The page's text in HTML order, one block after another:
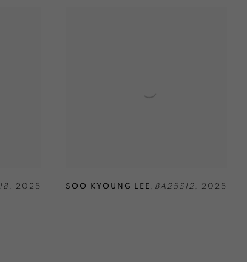
, 2025 SOO KYOUNG LEE , BA25S12, 2025